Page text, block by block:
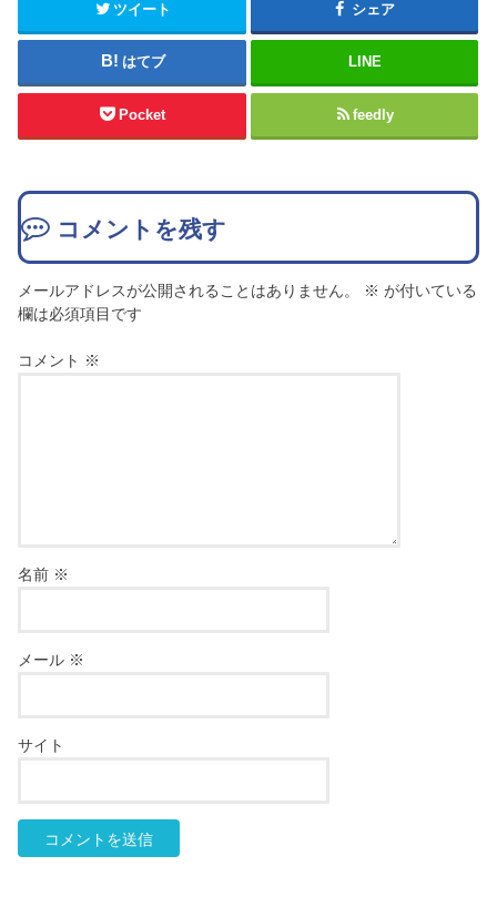
ツイート シェア
はてブ LINE
Pocket feedly
コメントを残す
メールアドレスが公開されることはありません。 ※ が付いている
欄は必須項目です
コメント ※
名前 ※
メール ※
サイト